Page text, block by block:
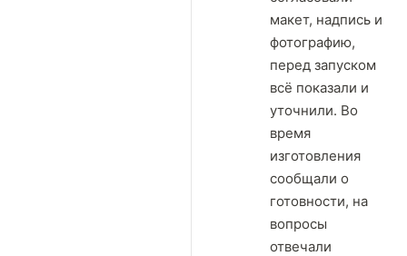
макет, надпись и
фотографию,
перед запуском
всё показали и
уточнили. Во
время
изготовления
сообщали о
готовности, на
вопросы
отвечали